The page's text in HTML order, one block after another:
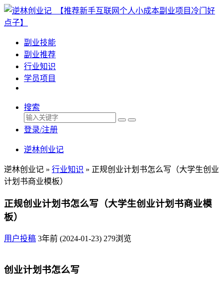
副业技能
副业推荐
行业知识
学员项目
搜索
登录/注册
逆林创业记
逆林创业记 » 行业知识 » 正规创业计划书怎么写（大学生创业
计划书商业模板）
正规创业计划书怎么写（大学生创业计划书商业模
板）
用户投稿 3年前 (2024-01-23) 279浏览
创业计划书怎么写